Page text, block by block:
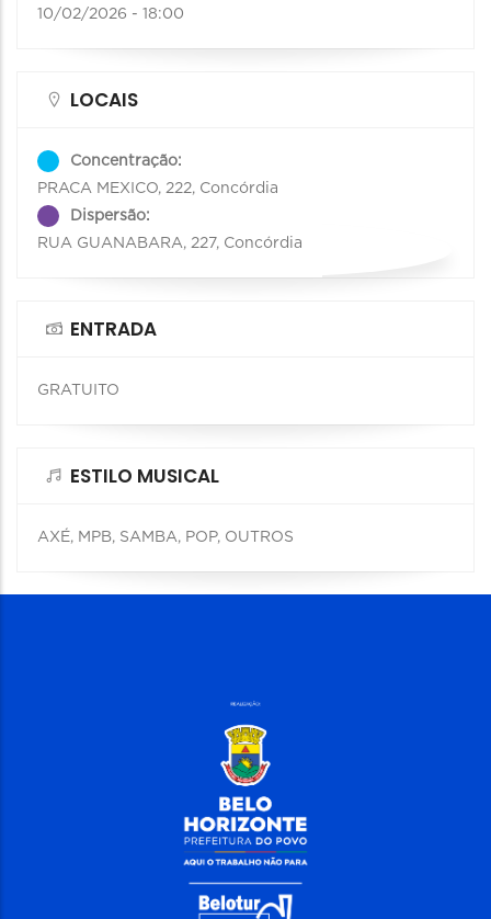
10/02/2026 - 18:00
LOCAIS
Concentração:
PRACA MEXICO, 222, Concórdia
Dispersão:
RUA GUANABARA, 227, Concórdia
ENTRADA
GRATUITO
ESTILO MUSICAL
AXÉ, MPB, SAMBA, POP, OUTROS